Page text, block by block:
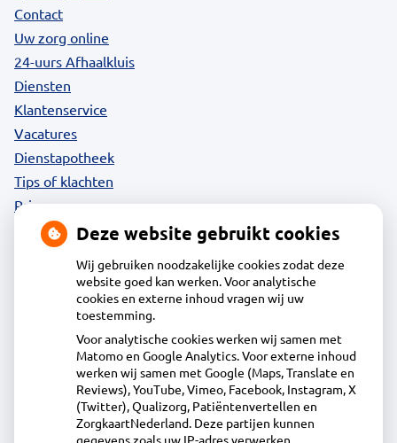
Contact
Uw zorg online
24-uurs Afhaalkluis
Diensten
Klantenservice
Vacatures
Dienstapotheek
Tips of klachten
Privacy
Acdapha Apotheek Eilandspolder
Wollandje 1, 1483WG de Rijp
0299-671516
info@apotheekeilandspolder.nl
Inschrijven
Deze website gebruikt cookies
Wij gebruiken noodzakelijke cookies zodat deze
website goed kan werken. Voor analytische
cookies en externe inhoud vragen wij uw
toestemming.
Voor analytische cookies werken wij samen met
Matomo en Google Analytics. Voor externe inhoud
werken wij samen met Google (Maps, Translate en
Reviews), YouTube, Vimeo, Facebook, Instagram, X
(Twitter), Qualizorg, Patiëntenvertellen en
ZorgkaartNederland. Deze partijen kunnen
gegevens zoals uw IP-adres verwerken.